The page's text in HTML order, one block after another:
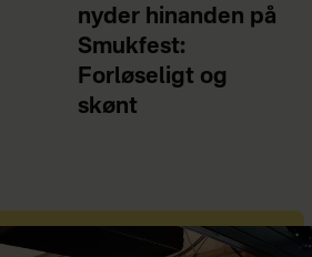
nyder hinanden på
Smukfest:
Forløseligt og
skønt